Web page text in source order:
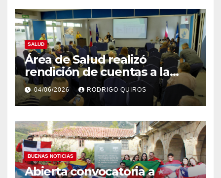
SALUD
Área de Salud realizó
rendición de cuentas a la
comunidad
04/06/2026 RODRIGO QUIROS
BUENAS NOTICIAS
Abierta convocatoria a